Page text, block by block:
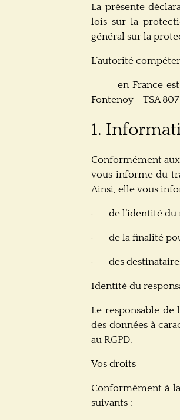
La présente
lois sur la
général sur la
L’autorité
·en France
Fontenoy – TSA
1.
Conformément aux
vous informe du
Ainsi, elle vous
· de l’identité
· de la finalité
· des
Identité du
Le responsable de
des données à
au RGPD.
Vos droits
Conformément à
suivants :